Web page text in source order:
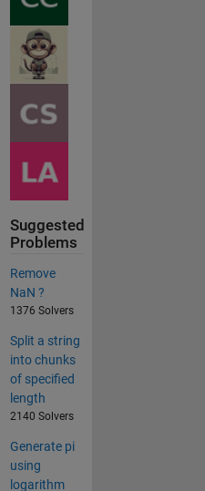
Suggested
Problems
Remove
NaN ?
1376 Solvers
Split a string
into chunks
of specified
length
2140 Solvers
Generate pi
using
logarithm